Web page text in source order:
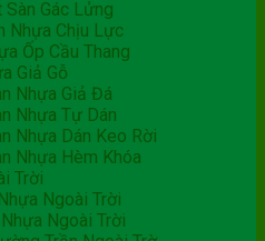
Sàn Gác Lửng
Nhựa Chịu Lực
Ốp Cầu Thang
Giả Gỗ
Nhựa Giả Đá
Nhựa Tự Dán
Nhựa Dán Keo Rời
Nhựa Hèm Khóa
Trời
Ngoài Trời
Ngoài Trời